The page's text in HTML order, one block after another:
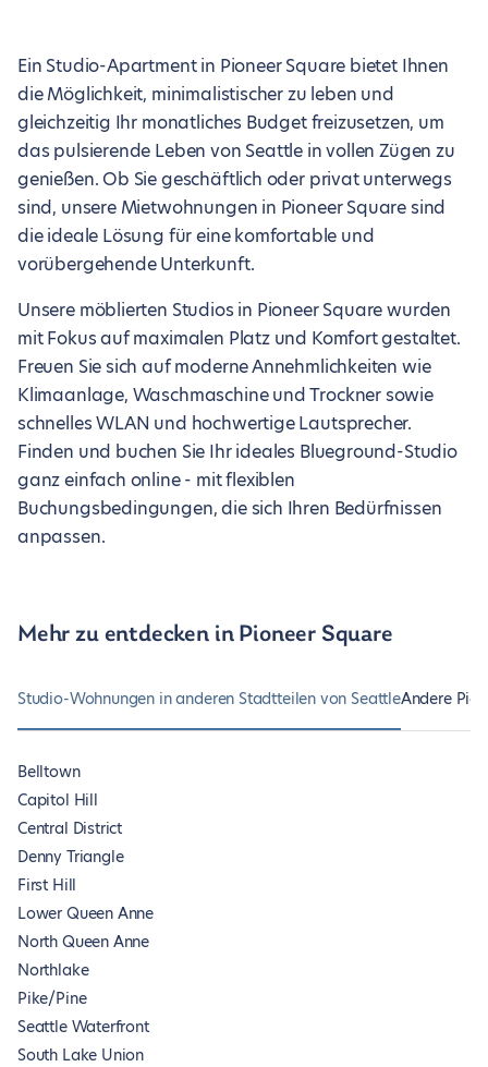
Ein Studio-Apartment in Pioneer Square bietet Ihnen
die Möglichkeit, minimalistischer zu leben und
gleichzeitig Ihr monatliches Budget freizusetzen, um
das pulsierende Leben von Seattle in vollen Zügen zu
genießen. Ob Sie geschäftlich oder privat unterwegs
sind, unsere Mietwohnungen in Pioneer Square sind
die ideale Lösung für eine komfortable und
vorübergehende Unterkunft.
Unsere möblierten Studios in Pioneer Square wurden
mit Fokus auf maximalen Platz und Komfort gestaltet.
Freuen Sie sich auf moderne Annehmlichkeiten wie
Klimaanlage, Waschmaschine und Trockner sowie
schnelles WLAN und hochwertige Lautsprecher.
Finden und buchen Sie Ihr ideales Blueground-Studio
ganz einfach online - mit flexiblen
Buchungsbedingungen, die sich Ihren Bedürfnissen
anpassen.
Mehr zu entdecken in Pioneer Square
Studio-Wohnungen in anderen Stadtteilen von SeattleAndere
Belltown
Capitol Hill
Central District
Denny Triangle
First Hill
Lower Queen Anne
North Queen Anne
Northlake
Pike/Pine
Seattle Waterfront
South Lake Union